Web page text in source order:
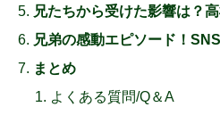
兄たちから受けた影響は？
兄弟の感動エピソード！
まとめ
よくある質問/Q＆A